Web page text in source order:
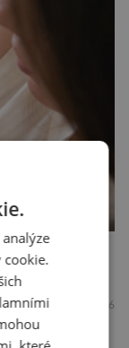
spíše než o
o
a
31.7.2026
s
cookie.